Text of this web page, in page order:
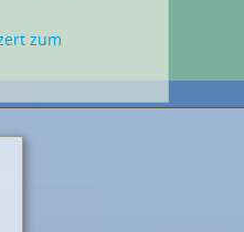
zum